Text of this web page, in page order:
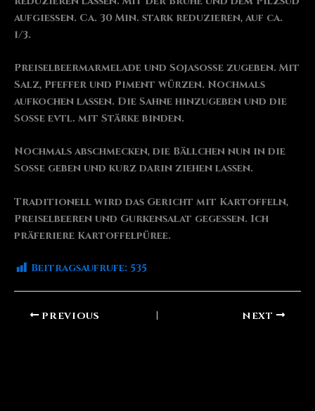
aufgießen. Ca. 30 Min. stark reduzieren, auf ca.
1/3.
Preiselbeermarmelade und Sojasoße zugeben. Mit
Salz, Pfeffer und Piment würzen. Nochmals
aufkochen lassen. Die Sahne hinzugeben und die
Soße evtl. mit Stärke binden.
Nochmals abschmecken, die Bällchen nun in die
Soße geben und kurz darin ziehen lassen.
Traditionell wird das Gericht mit Kartoffeln,
Preiselbeeren und Gurkensalat gegessen. Ich
präferiere Kartoffelpüree.
Beitragsaufrufe: 535
PREVIOUS NEXT